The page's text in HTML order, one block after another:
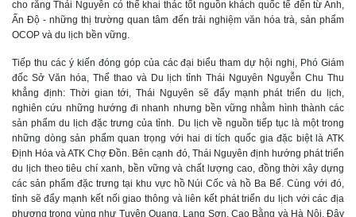
cho rằng Thái Nguyên có thể khai thác tốt nguồn khách quốc tế đến từAnh,
Ấn Độ - những thị trường quan tâm đến trải nghiệm văn hóa trà, sản phẩm
OCOP và du lịch bền vững.
Tiếp thu các ý kiến đóng góp của các đại biểu tham dự hội nghị, Phó Giám
đốc Sở Văn hóa, Thể thao và Du lịch tỉnh Thái Nguyên Nguyễn Chu Thu
khẳng định: Thời gian tới, Thái Nguyên sẽ đẩy mạnh phát triển du lịch,
nghiên cứu những hướng đi nhanh nhưng bền vững nhằm hình thành các
sản phẩm du lịch đặc trưng của tỉnh. Du lịch về nguồn tiếp tục là một trong
những dòng sản phẩm quan trọng với hai di tích quốc gia đặc biệt là ATK
Định Hóa và ATK Chợ Đồn. Bên cạnh đó, Thái Nguyên định hướng phát triển
du lịch theo tiêu chí xanh, bền vững và chất lượng cao, đồng thời xây dựng
các sản phẩm đặc trưng tại khu vực hồ Núi Cốc và hồ Ba Bể. Cùng với đó,
tỉnh sẽ đẩy mạnh kết nối giao thông và liên kết phát triển du lịch với các địa
phương trong vùng như Tuyên Quang, Lạng Sơn, Cao Bằng và Hà Nội. Đây